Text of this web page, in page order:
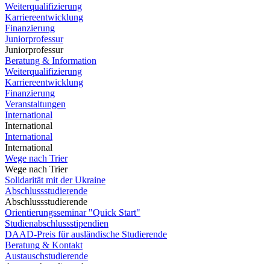
Weiterqualifizierung
Karriereentwicklung
Finanzierung
Juniorprofessur
Juniorprofessur
Beratung & Information
Weiterqualifizierung
Karriereentwicklung
Finanzierung
Veranstaltungen
International
International
International
International
Wege nach Trier
Wege nach Trier
Solidarität mit der Ukraine
Abschlussstudierende
Abschlussstudierende
Orientierungsseminar "Quick Start"
Studienabschlussstipendien
DAAD-Preis für ausländische Studierende
Beratung & Kontakt
Austauschstudierende